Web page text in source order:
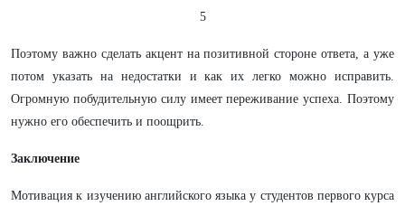
5
Поэтому важно сделать акцент на позитивной стороне ответа, а уже
потом указать на недостатки и как их легко можно исправить.
Огромную побудительную силу имеет переживание успеха. Поэтому
нужно его обеспечить и поощрить.
Заключение
Мотивация к изучению английского языка у студентов первого курса